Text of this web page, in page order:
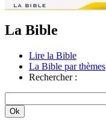
La Bible
Lire la Bible
La Bible par thèmes
Rechercher :